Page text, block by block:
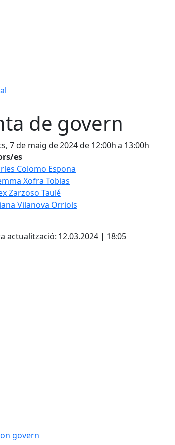
de govern
7 de maig de 2024 de 12:00h a 13:00h
es
Colomo Espona
Xofra Tobias
Zarzoso Taulé
Vilanova Orriols
actualització: 12.03.2024 | 18:05
govern